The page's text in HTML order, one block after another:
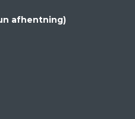
afhentning)